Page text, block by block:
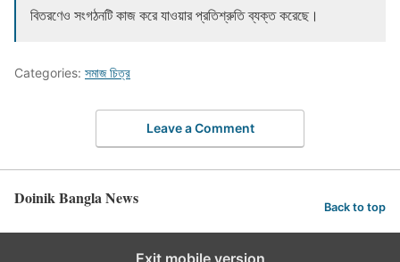
বিতরণেও সংগঠনটি কাজ করে যাওয়ার প্রতিশ্রুতি ব্যক্ত করেছে।
Categories: সমাজ চিত্র
Leave a Comment
Doinik Bangla News Back to top